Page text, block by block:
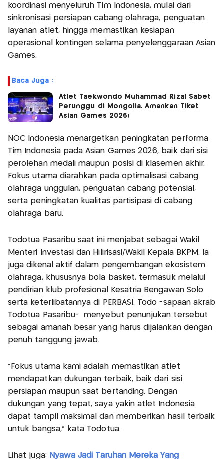
koordinasi menyeluruh Tim Indonesia, mulai dari
sinkronisasi persiapan cabang olahraga, penguatan
layanan atlet, hingga memastikan kesiapan
operasional kontingen selama penyelenggaraan Asian
Games.
Baca Juga :
Atlet Taekwondo Muhammad Rizal Sabet
Perunggu di Mongolia, Amankan Tiket
Asian Games 2026!
NOC Indonesia menargetkan peningkatan performa
Tim Indonesia pada Asian Games 2026, baik dari sisi
perolehan medali maupun posisi di klasemen akhir.
Fokus utama diarahkan pada optimalisasi cabang
olahraga unggulan, penguatan cabang potensial,
serta peningkatan kualitas partisipasi di cabang
olahraga baru.
Todotua Pasaribu saat ini menjabat sebagai Wakil
Menteri Investasi dan Hilirisasi/Wakil Kepala BKPM. Ia
juga dikenal aktif dalam pengembangan ekosistem
olahraga, khususnya bola basket, termasuk melalui
pendirian klub profesional Kesatria Bengawan Solo
serta keterlibatannya di PERBASI. Todo -sapaan akrab
Todotua Pasaribu- menyebut penunjukan tersebut
sebagai amanah besar yang harus dijalankan dengan
penuh tanggung jawab.
“Fokus utama kami adalah memastikan atlet
mendapatkan dukungan terbaik, baik dari sisi
persiapan maupun saat bertanding. Dengan
dukungan yang tepat, saya yakin atlet Indonesia
dapat tampil maksimal dan memberikan hasil terbaik
untuk bangsa,” kata Todotua.
Lihat juga: Nyawa Jadi Taruhan Mereka Yang